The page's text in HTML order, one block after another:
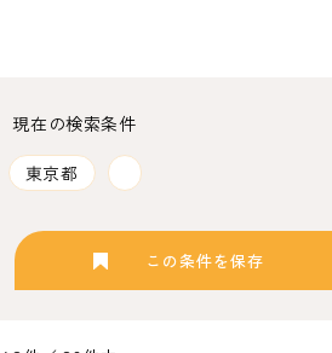
現在の検索条件
東京都
この条件を保存